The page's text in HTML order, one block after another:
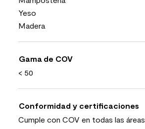
Yeso
Madera
Gama de COV
< 50
Conformidad y certificaciones
Cumple con COV en todas las áreas